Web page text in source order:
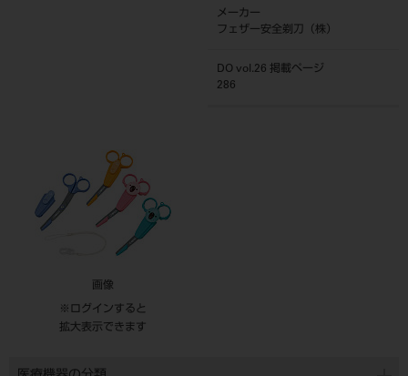
メーカー
フェザー安全剃刀（株）
DO vol.26 掲載ページ
286
画像
※ログインすると
拡大表示できます